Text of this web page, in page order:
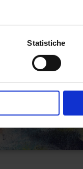
Statistiche